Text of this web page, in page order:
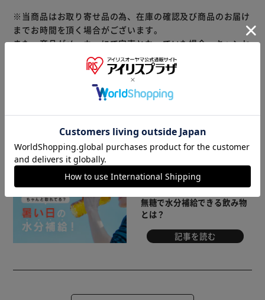
※当商品はお取り寄せ品の為、在庫の確認及び商品のお届け
までお時間を頂く場合がございます。
また、商品がメーカーにて完売となっていた場合、キャンセ
ル又は注文内容の変更をお願いいたしております。
予めご了承くださいますようお願いいたします。
商品はアイリスプラザがセレクトしたオススメ商品です。
≪こちらの商品は当社指定の運送会社で配送致します≫
商品情報
暑さ対策に最適！
無糖で水分補給できる飲み物
とは？
記事を読む